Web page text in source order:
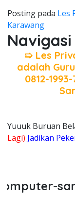
Posting pada Les
Karawang
➯ Les
adalah
0812-
Yuuuk Buruan
Lagi) Jadikan